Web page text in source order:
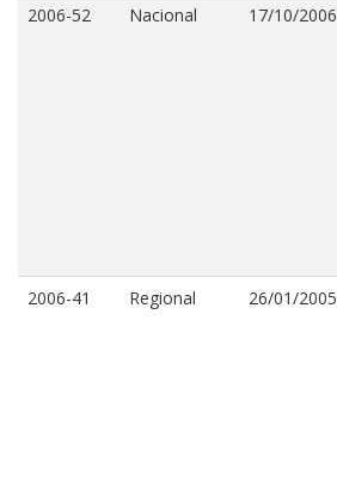
2006-52 Nacional 17/10/2006
2006-41 Regional 26/01/2005